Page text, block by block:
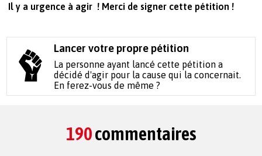
Il y a urgence à agir ! Merci de signer cette pétition !
Lancer votre propre pétition
La personne ayant lancé cette pétition a
décidé d'agir pour la cause qui la concernait.
En ferez-vous de même ?
190commentaires